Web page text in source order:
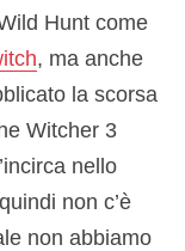
Hunt come
, ma anche
la scorsa
Witcher 3
nello
non c’è
non abbiamo